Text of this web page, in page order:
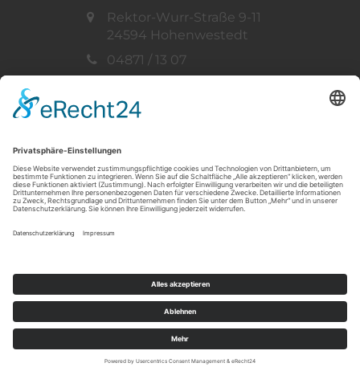
Rektor-Wurr-Straße 9-11
24594 Hohenwestedt
04871 / 13 07
Vertreten durch:
Thorsten Müller
Telefon: 04871 / 33 73
© 2019 - 2026 Freiwillige Feuerwehr
standardPlus GmbH | Ihr
Standard in Schleswig-Holstein